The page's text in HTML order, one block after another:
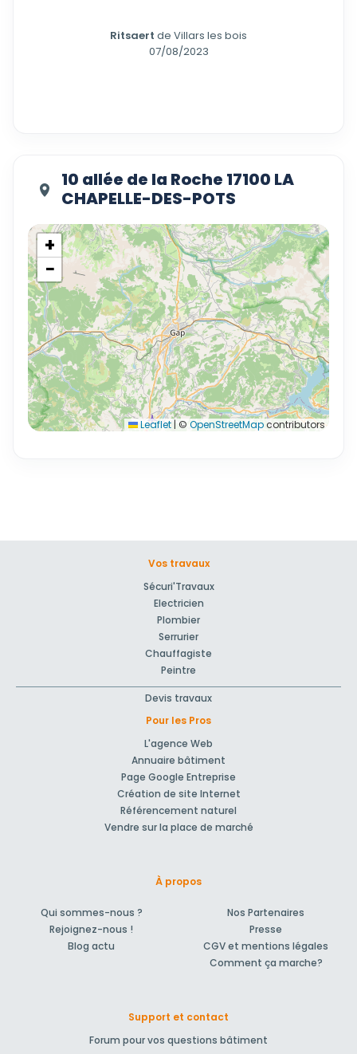
Ritsaert de Villars les bois
07/08/2023
10 allée de la Roche 17100 LA
CHAPELLE-DES-POTS
+
−
Leaflet | © OpenStreetMapcontributors
Vos travaux
Sécuri'Travaux
Electricien
Plombier
Serrurier
Chauffagiste
Peintre
Devis travaux
Pour les Pros
L'agence Web
Annuaire bâtiment
Page Google Entreprise
Création de site Internet
Référencement naturel
Vendre sur la place de marché
À propos
Qui sommes-nous ?
Rejoignez-nous !
Blog actu
Nos Partenaires
Presse
CGV et mentions légales
Comment ça marche?
Support et contact
Forum pour vos questions bâtiment